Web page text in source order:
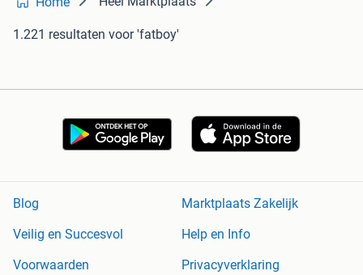
1.221 resultaten voor 'fatboy'
Blog
Marktplaats Zakelijk
Veilig en Succesvol
Help en Info
Voorwaarden
Privacyverklaring